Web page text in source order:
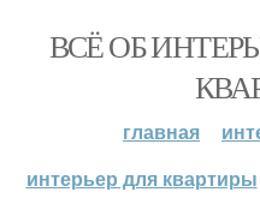
ВСЁ ОБ
главная
интерьер для квартиры